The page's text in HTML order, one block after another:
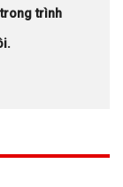
trình